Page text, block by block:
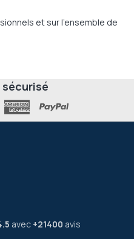
et sur l'ensemble de
avec +21400 avis